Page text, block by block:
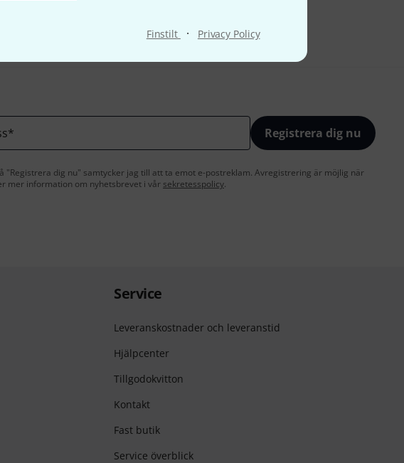
Finstilt · Privacy Policy
* Registrera dig nu
"Registrera dig nu" samtycker jag till att ta emot e-postreklam. Avregistrering är möjlig när
mer information om nyhetsbrevet i vår sekretesspolicy.
Service
Leveranskostnader och leveranstid
Hjälpcenter
Tillgodokvitton
Kontakt
Fast butik
Service överblick